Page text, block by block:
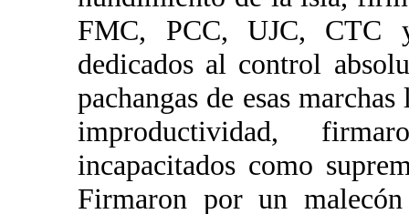
FMC, PCC, UJC, CTC
dedicados al control
pachangas de esas
improductividad,
incapacitados como
Firmaron por un